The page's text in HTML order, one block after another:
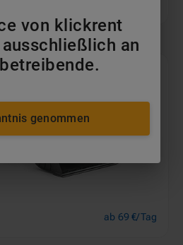
ab 69 €/Tag
von klickrent
an
genommen